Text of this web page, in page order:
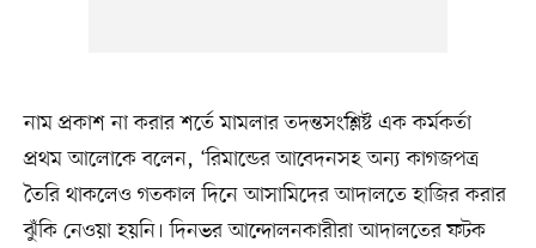
নাম প্রকাশ না করার শর্তে মামলার তদন্তসংশ্লিষ্ট এক কর্মকর্তা
প্রথম আলোকে বলেন, ‘রিমান্ডের আবেদনসহ অন্য কাগজপত্র
তৈরি থাকলেও গতকাল দিনে আসামিদের আদালতে হাজির করার
ঝুঁকি নেওয়া হয়নি। দিনভর আন্দোলনকারীরা আদালতের ফটক